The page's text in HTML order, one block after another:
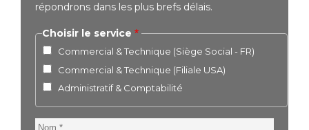
répondrons dans les plus brefs délais.
Choisir le service
Commercial & Technique (Siège Social - FR)
Commercial & Technique (Filiale USA)
Administratif & Comptabilité
Nom